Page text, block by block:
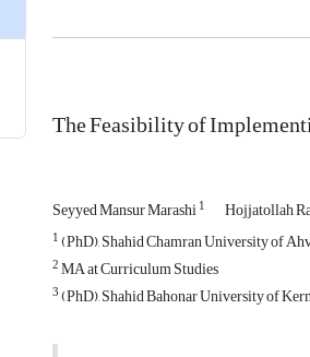
The Feasibility of
Seyyed Mansur Marashi1 Hojjatollah
1(PhD), Shahid Chamran University of
2MA at Curriculum Studies
3(PhD), Shahid Bahonar University of